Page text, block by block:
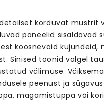
korduvat mustrit
paneelid sisaldavad
koosnevaid kujundeid,
Sinised toonid valgel
välimuse.
peenust ja
magamistuppa või